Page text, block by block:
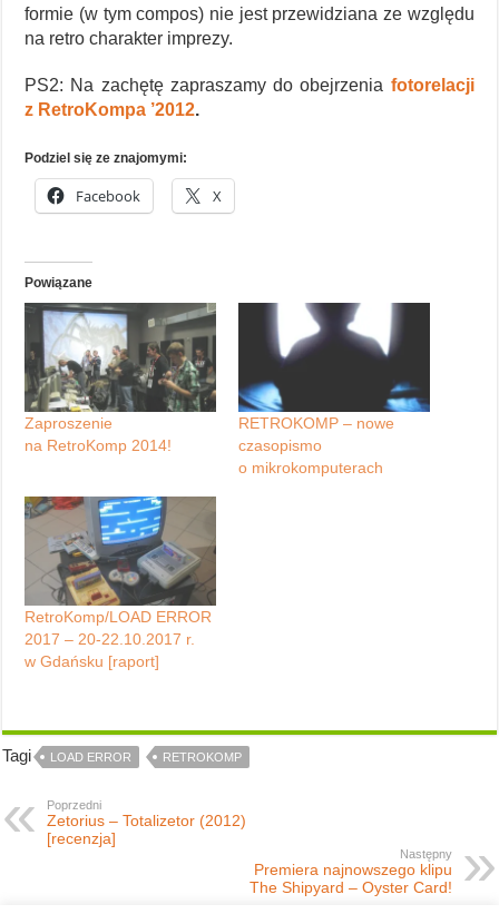
formie (w tym compos) nie jest przewidziana ze względu
na retro charakter imprezy.
PS2: Na zachętę zapraszamy do obejrzenia fotorelacji
z RetroKompa ’2012.
Podziel się ze znajomymi:
Facebook X
Powiązane
Zaproszenie
na RetroKomp 2014!
RETROKOMP – nowe
czasopismo
o mikrokomputerach
RetroKomp/LOAD ERROR
2017 – 20-22.10.2017 r.
w Gdańsku [raport]
Tagi LOAD ERROR RETROKOMP
Poprzedni
Zetorius – Totalizetor (2012)
[recenzja]
Następny
Premiera najnowszego klipu
The Shipyard – Oyster Card!